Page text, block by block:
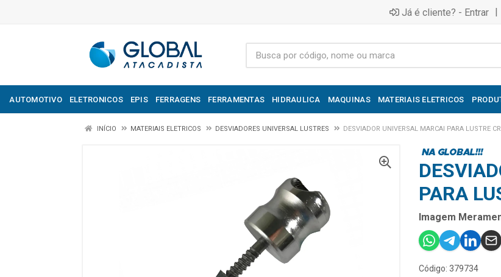
Já é cliente? - Entrar |
AUTOMOTIVO ELETRONICOS EPIS FERRAGENS FERRAMENTAS HIDRAULICA MAQUINAS MATERIAIS ELETRICOS
INÍCIO MATERIAIS ELETRICOS DESVIADORES UNIVERSAL LUSTRES DESVIADOR UNIVERSAL MARCAI PARA LUSTRE
PARA
Imagem
Código: 379734